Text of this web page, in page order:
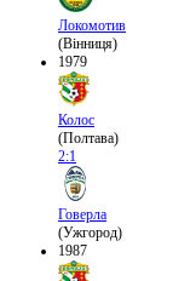
Локомотив
(Вінниця)
1979
Колос
(Полтава)
2:1
Говерла
(Ужгород)
1987